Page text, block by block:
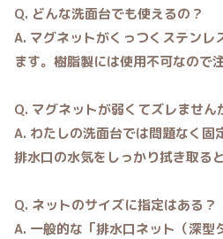
Q. どんな洗面台でも使えるの？
A. マグネットがくっつくステンレ
ます。樹脂製には使用不可なので
Q. マグネットが弱くてズレません
A. わたしの洗面台では問題なく固
排水口の水気をしっかり拭き取る
Q. ネットのサイズに指定はある？
A. 一般的な「排水口ネット（深型